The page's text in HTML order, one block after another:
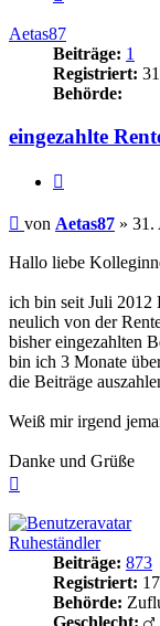
Aetas87
Beiträge: 1
Registriert:
Behörde:
eingezahlte
Beitrag
von Aetas87 » 31.
Hallo liebe
ich bin seit Juli 2012
neulich von der
bisher eingezahlten
bin ich 3 Monate
die Beiträge
Weiß mir irgend
Danke und Grüße
Ruheständler
Beiträge: 873
Registriert:
Behörde: